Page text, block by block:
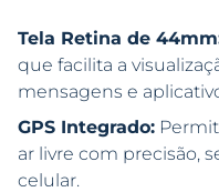
Tela Retina de
que facilita a
mensagens e
GPS Integrado:
ar livre com precisão,
celular.